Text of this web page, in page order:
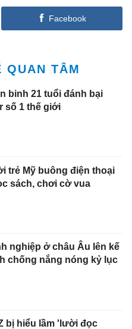
Facebook
QUAN TÂM
binh 21 tuổi đánh bại
số 1 thế giới
trẻ Mỹ buông điện thoại
sách, chơi cờ vua
nghiệp ở châu Âu lên kế
chống nắng nóng kỷ lục
bị hiểu lầm 'lười đọc